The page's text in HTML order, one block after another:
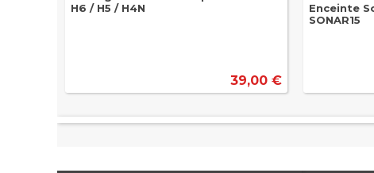
H6 / H5 / H4N
39,00 €
Enceinte
SONAR15